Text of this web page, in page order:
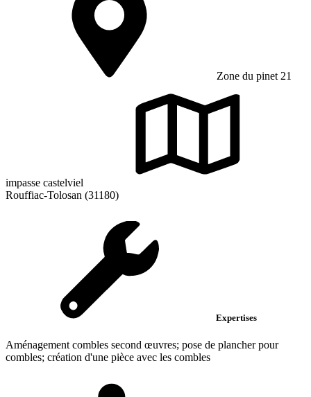
Zone du pinet 21
impasse castelviel
Rouffiac-Tolosan (31180)
Expertises
Aménagement combles second œuvres; pose de plancher pour
combles; création d'une pièce avec les combles